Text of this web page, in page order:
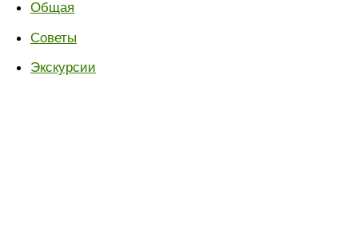
Общая
Советы
Экскурсии